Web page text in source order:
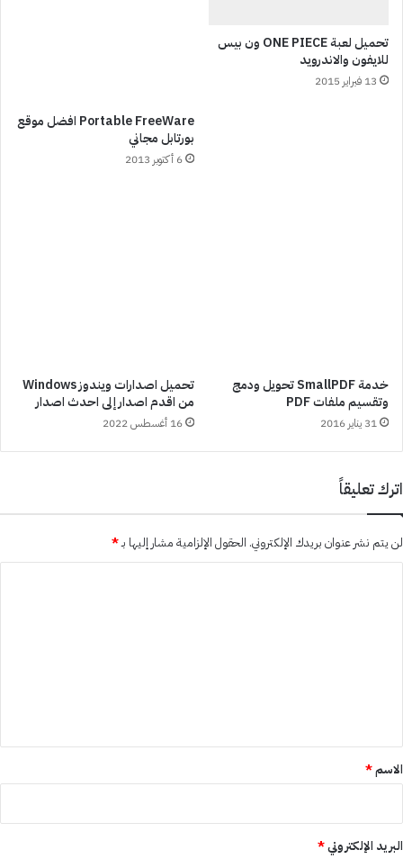
تحميل لعبة ONE PIECE ون بيس
للايفون والاندرويد
13 فبراير 2015
Portable FreeWare افضل موقع
بورتابل مجاني
6 أكتوبر 2013
خدمة SmallPDF تحويل ودمج
وتقسيم ملفات PDF
31 يناير 2016
تحميل اصدارات ويندوز Windows
من اقدم اصدار إلى احدث اصدار
16 أغسطس 2022
اترك تعليقاً
لن يتم نشر عنوان بريدك الإلكتروني. الحقول الإلزامية مشار إليها بـ*
*
الاسم*
البريد الإلكتروني*